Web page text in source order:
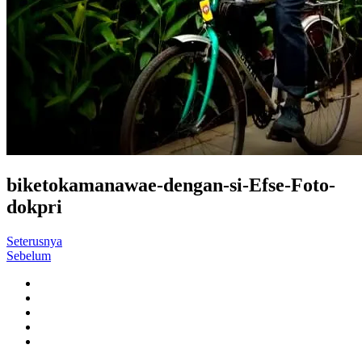
biketokamanawae-dengan-si-Efse-Foto-
dokpri
Seterusnya
Sebelum